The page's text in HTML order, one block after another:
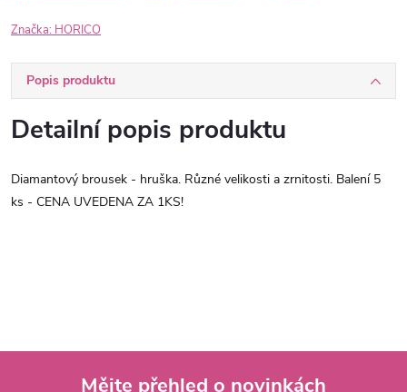
Značka: HORICO
Popis produktu
Detailní popis produktu
Diamantový brousek - hruška. Různé velikosti a zrnitosti. Balení 5
ks - CENA UVEDENA ZA 1KS!
Mějte přehled o novinkách